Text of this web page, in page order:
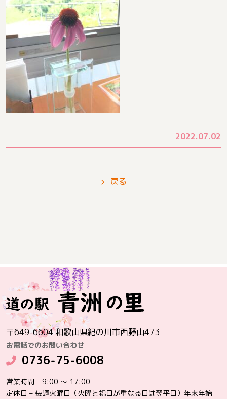
2022.07.02
戻る
〒649-6604 和歌山県紀の川市西野山473
お電話でのお問い合わせ
0736-75-6008
営業時間 – 9:00 ～ 17:00
定休日 – 毎週火曜日（火曜と祝日が重なる日は翌平日）年末年始